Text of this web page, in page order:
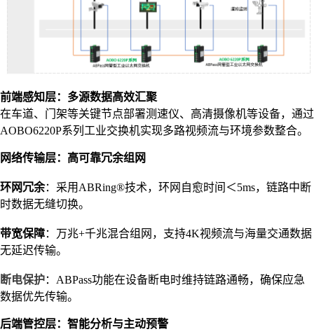
前端感知层：多源数据高效汇聚
在车道、门架等关键节点部署测速仪、高清摄像机等设备，通过
AOBO6220P系列工业交换机实现多路视频流与环境参数整合。
网络传输层：高可靠冗余组网
环网冗余：采用ABRing®技术，环网自愈时间＜5ms，链路中断
时数据无缝切换。
带宽保障：万兆+千兆混合组网，支持4K视频流与海量交通数据
无延迟传输。
断电保护：ABPass功能在设备断电时维持链路通畅，确保应急
数据优先传输。
后端管控层：智能分析与主动预警